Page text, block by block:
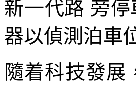
新一代路 旁
器以偵測泊車
隨着科技發展